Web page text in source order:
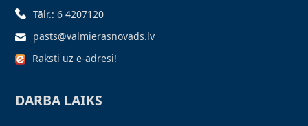
Tālr.: 6 4207120
pasts@valmierasnovads.lv
Raksti uz e-adresi!
DARBA LAIKS